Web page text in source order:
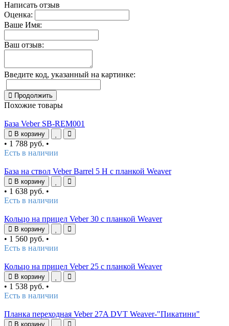
Написать отзыв
Оценка:
Ваше Имя:
Ваш отзыв:
Введите код, указанный на картинке:
Продолжить
Похожие товары
База Veber SB-REM001
В корзину
• 1 788 руб. •
Есть в наличии
База на ствол Veber Barrel 5 H c планкой Weaver
В корзину
• 1 638 руб. •
Есть в наличии
Кольцо на прицел Veber 30 с планкой Weaver
В корзину
• 1 560 руб. •
Есть в наличии
Кольцо на прицел Veber 25 с планкой Weaver
В корзину
• 1 538 руб. •
Есть в наличии
Планка переходная Veber 27A DVT Weaver-"Пикатини"
В корзину